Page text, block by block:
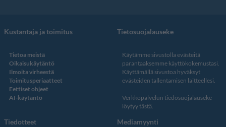
Kustantaja ja toimitus
Tietoa meistä
Oikaisukäytäntö
Ilmoita virheestä
Toimitusperiaatteet
Eettiset ohjeet
AI-käytäntö
Tietosuojalauseke
Käytämme sivustolla evästeitä
parantaaksemme käyttökokemustasi.
Käyttämällä sivustoa hyväksyt
evästeiden tallentamisen laitteellesi.
Verkkopalvelun tiedosuojalauseke
löytyy tästä.
Tiedotteet Mediamyynti